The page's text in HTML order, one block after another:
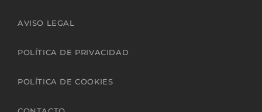
AVISO LEGAL
POLÍTICA DE PRIVACIDAD
POLÍTICA DE COOKIES